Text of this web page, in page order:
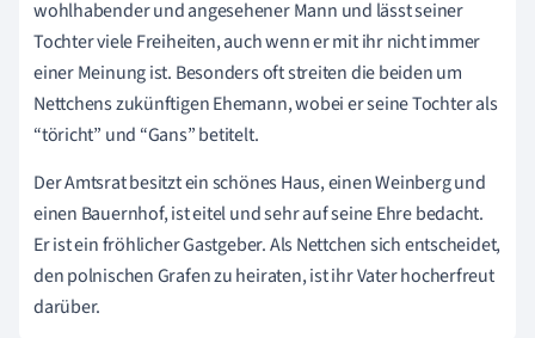
wohlhabender und angesehener Mann und lässt seiner
Tochter viele Freiheiten, auch wenn er mit ihr nicht immer
einer Meinung ist. Besonders oft streiten die beiden um
Nettchens zukünftigen Ehemann, wobei er seine Tochter als
“töricht” und “Gans” betitelt.
Der Amtsrat besitzt ein schönes Haus, einen Weinberg und
einen Bauernhof, ist eitel und sehr auf seine Ehre bedacht.
Er ist ein fröhlicher Gastgeber. Als Nettchen sich entscheidet,
den polnischen Grafen zu heiraten, ist ihr Vater hocherfreut
darüber.